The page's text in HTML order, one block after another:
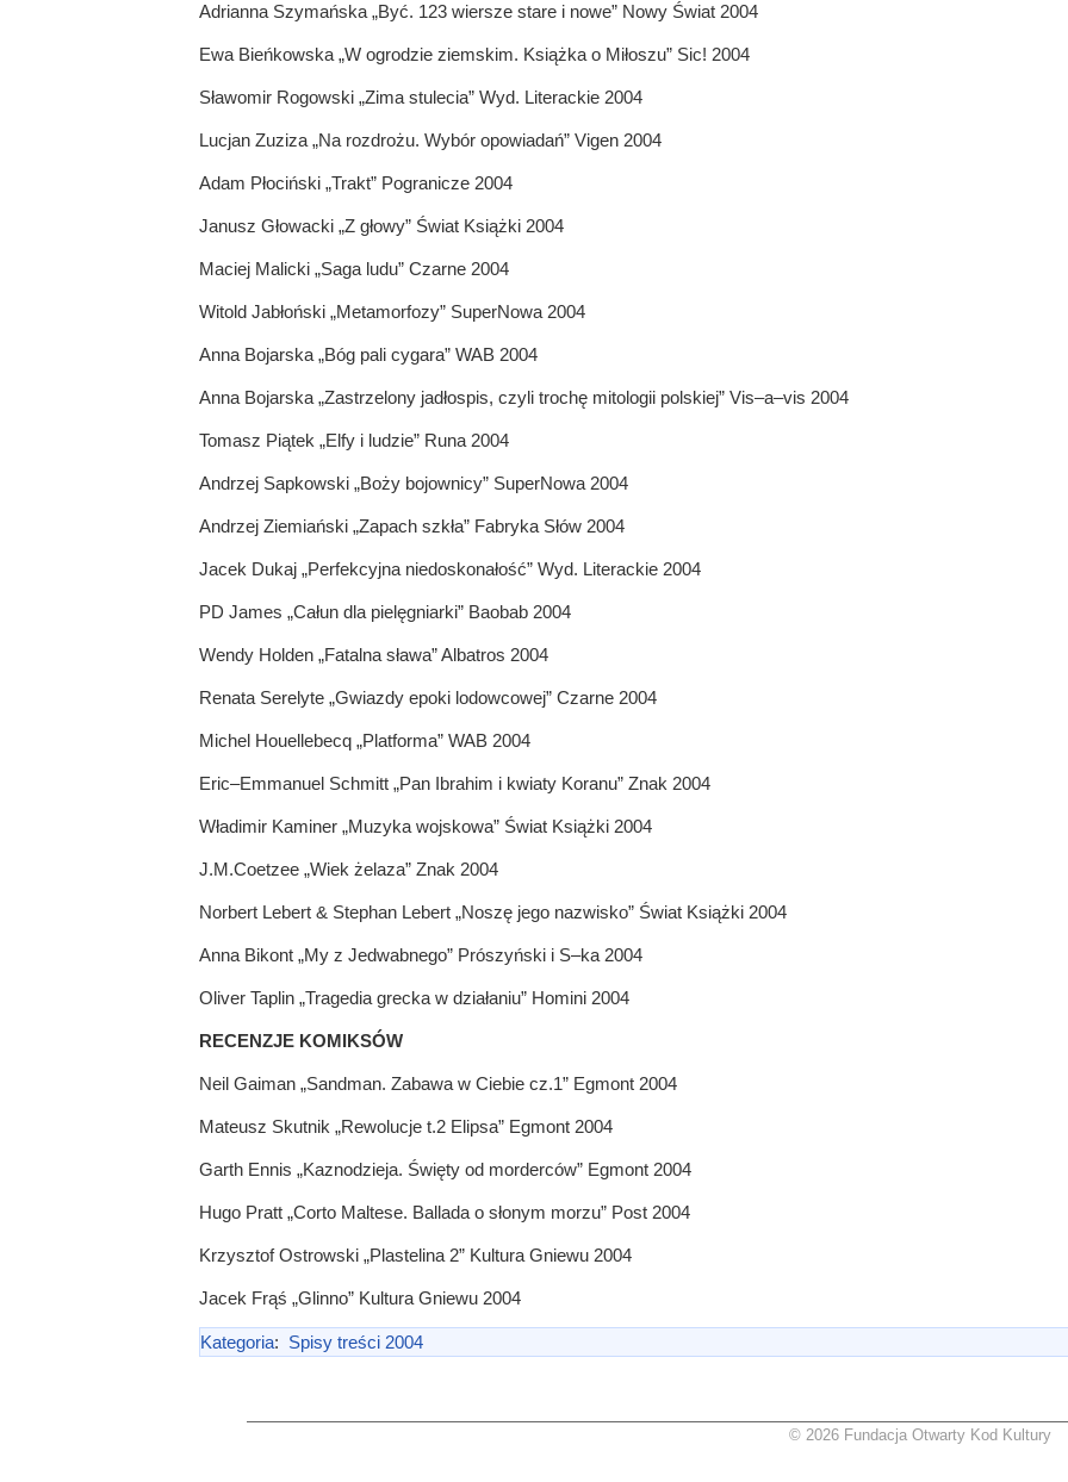
Adrianna Szymańska „Być. 123 wiersze stare i nowe” Nowy Świat 2004
Ewa Bieńkowska „W ogrodzie ziemskim. Książka o Miłoszu” Sic! 2004
Sławomir Rogowski „Zima stulecia” Wyd. Literackie 2004
Lucjan Zuziza „Na rozdrożu. Wybór opowiadań” Vigen 2004
Adam Płociński „Trakt” Pogranicze 2004
Janusz Głowacki „Z głowy” Świat Książki 2004
Maciej Malicki „Saga ludu” Czarne 2004
Witold Jabłoński „Metamorfozy” SuperNowa 2004
Anna Bojarska „Bóg pali cygara” WAB 2004
Anna Bojarska „Zastrzelony jadłospis, czyli trochę mitologii polskiej” Vis–a–vis 2004
Tomasz Piątek „Elfy i ludzie” Runa 2004
Andrzej Sapkowski „Boży bojownicy” SuperNowa 2004
Andrzej Ziemiański „Zapach szkła” Fabryka Słów 2004
Jacek Dukaj „Perfekcyjna niedoskonałość” Wyd. Literackie 2004
PD James „Całun dla pielęgniarki” Baobab 2004
Wendy Holden „Fatalna sława” Albatros 2004
Renata Serelyte „Gwiazdy epoki lodowcowej” Czarne 2004
Michel Houellebecq „Platforma” WAB 2004
Eric–Emmanuel Schmitt „Pan Ibrahim i kwiaty Koranu” Znak 2004
Władimir Kaminer „Muzyka wojskowa” Świat Książki 2004
J.M.Coetzee „Wiek żelaza” Znak 2004
Norbert Lebert & Stephan Lebert „Noszę jego nazwisko” Świat Książki 2004
Anna Bikont „My z Jedwabnego” Prószyński i S–ka 2004
Oliver Taplin „Tragedia grecka w działaniu” Homini 2004
RECENZJE KOMIKSÓW
Neil Gaiman „Sandman. Zabawa w Ciebie cz.1” Egmont 2004
Mateusz Skutnik „Rewolucje t.2 Elipsa” Egmont 2004
Garth Ennis „Kaznodzieja. Święty od morderców” Egmont 2004
Hugo Pratt „Corto Maltese. Ballada o słonym morzu” Post 2004
Krzysztof Ostrowski „Plastelina 2” Kultura Gniewu 2004
Jacek Frąś „Glinno” Kultura Gniewu 2004
Kategoria: Spisy treści 2004
© 2026 Fundacja Otwarty Kod Kultury